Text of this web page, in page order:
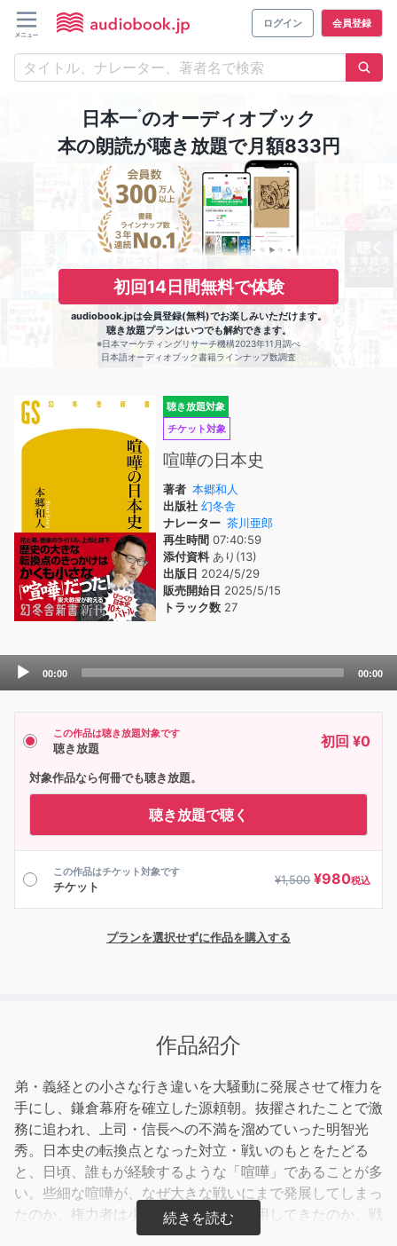
ログイン 会員登録
日本一※のオーディオブック
本の朗読が聴き放題で月額833円
初回14日間無料で体験
audiobook.jpは会員登録(無料)でお楽しみいただけます。
聴き放題プランはいつでも解約できます。
※日本マーケティングリサーチ機構2023年11月調べ
日本語オーディオブック書籍ラインナップ数調査
聴き放題対象
チケット対象
喧嘩の日本史
著者 本郷和人
出版社 幻冬舎
ナレーター 茶川亜郎
再生時間 07:40:59
添付資料あり(13)
出版日 2024/5/29
販売開始日 2025/5/15
トラック数 27
Audio
Player
00:00 00:00
この作品は聴き放題対象です
聴き放題 初回 ¥0
対象作品なら何冊でも聴き放題。
聴き放題で聴く
この作品はチケット対象です
チケット ¥1,500 ¥980税込
プランを選択せずに作品を購入する
作品紹介
弟・義経との小さな行き違いを大騒動に発展させて権力を
手にし、鎌倉幕府を確立した源頼朝。抜擢されたことで激
務に追われ、上司・信長への不満を溜めていった明智光
秀。日本史の転換点となった対立・戦いのもとをたどる
と、日頃、誰もが経験するような「喧嘩」であることが多
い。些細な喧嘩が、なぜ大きな戦いにまで発展してしまっ
たのか。権力者は小さな火種をどう利用してきたのか。戦
いを避けられる「もし」はなかったのか。平安時代から幕